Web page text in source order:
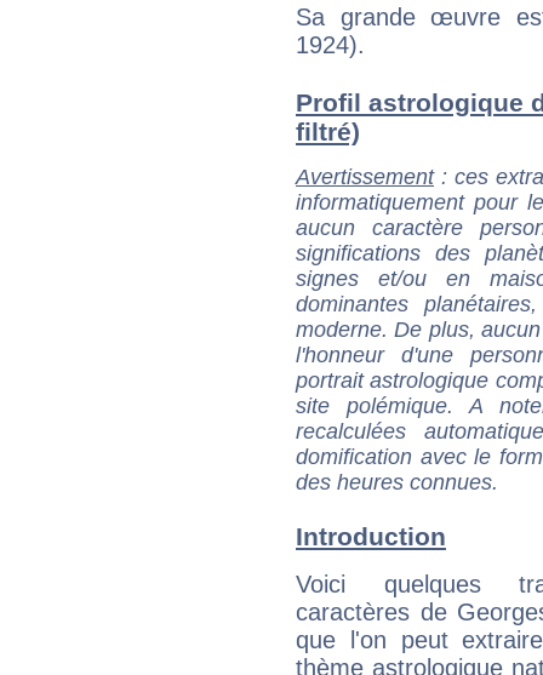
Sa grande œuvre
1924).
Profil astrologique
filtré)
Avertissement: ces
informatiquement pour
aucun caractère
significations des
signes et/ou en
dominantes
moderne. De plus,
l'honneur d'une
portrait astrologique
site polémique. A
recalculées
domification avec le
des heures connues.
Introduction
Voici quelques
caractères de
que l'on peut
thème astrologique